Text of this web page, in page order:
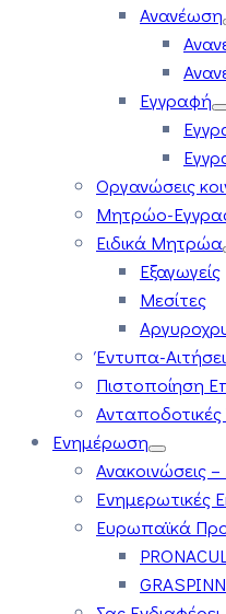
Ανανέωση
Εγγραφή
Οργανώσεις
Μητρώο-
Ειδικά Μητρώα
Εξαγωγείς
Μεσίτες
Έντυπα-
Πιστοποίηση
Ενημέρωση
Ανακοινώσεις
Ενημερωτικές
Ευρωπαϊκά
PRONACUL